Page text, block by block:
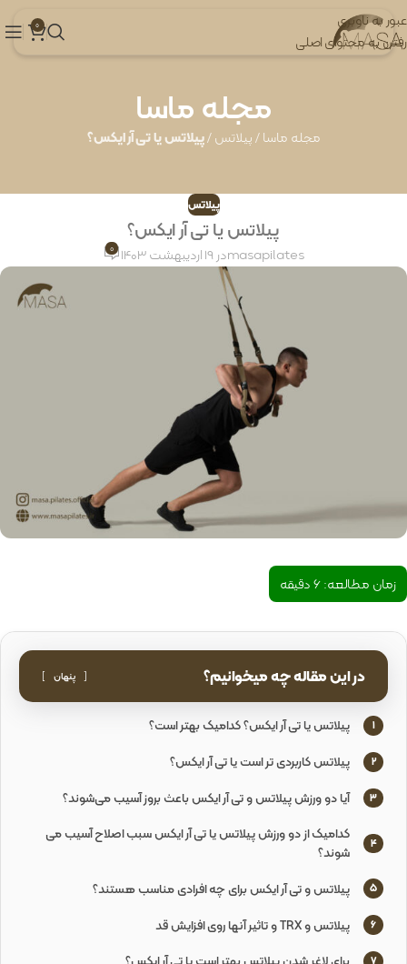
عبور به ناوبری
رفتن به محتوای اصلی
0
مجله ماسا
مجله ماسا/پیلاتس/پیلاتس یا تی آر ایکس؟
پیلاتس
پیلاتس یا تی آر ایکس؟
masapilatesدر 19 اردیبهشت 1403 0
زمان مطالعه:6دقیقه
در این مقاله چه میخوانیم؟ پنهان
1 پیلاتس یا تی آر ایکس؟ کدامیک بهتر است؟
2 پیلاتس کاربردی تر است یا تی آر ایکس؟
3 آیا دو ورزش پیلاتس و تی آر ایکس باعث بروز آسیب می‌شوند؟
4
کدامیک از دو ورزش پیلاتس یا تی آر ایکس سبب اصلاح آسیب می
شوند؟
5 پیلاتس و تی آر ایکس برای چه افرادی مناسب هستند؟
6 پیلاتس و TRX و تاثیر آنها روی افزایش قد